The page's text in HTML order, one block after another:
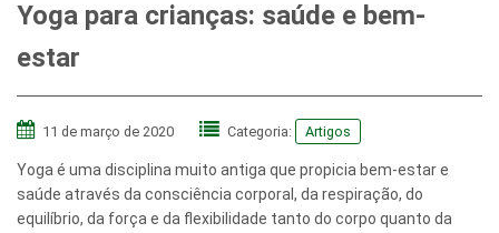
Yoga para crianças: saúde e bem-
estar
11 de março de 2020 Categoria: Artigos
Yoga é uma disciplina muito antiga que propicia bem-estar e
saúde através da consciência corporal, da respiração, do
equilíbrio, da força e da flexibilidade tanto do corpo quanto da